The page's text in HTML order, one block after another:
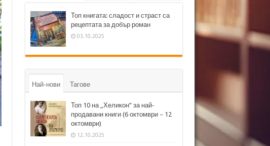
Топ книгата: сладост и страст са
рецептата за добър роман
03.10.2025
Най-нови Тагове
Топ 10 на „Хеликон” за най-
продавани книги (6 октомври – 12
октомври)
12.10.2025